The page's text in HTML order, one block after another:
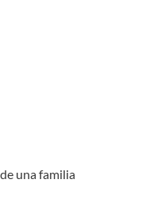
una familia